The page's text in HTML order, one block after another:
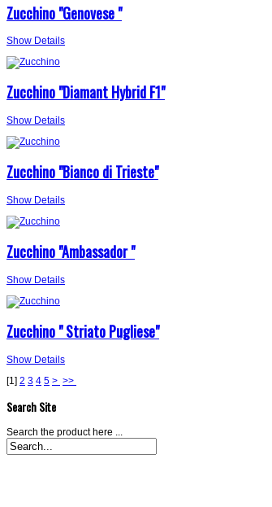
Zucchino "Genovese "
Show Details
Zucchino "Diamant Hybrid F1"
Show Details
Zucchino "Bianco di Trieste"
Show Details
Zucchino "Ambassador "
Show Details
Zucchino " Striato Pugliese"
Show Details
[1] 2 3 4 5 > >>
Search Site
Search the product here ...